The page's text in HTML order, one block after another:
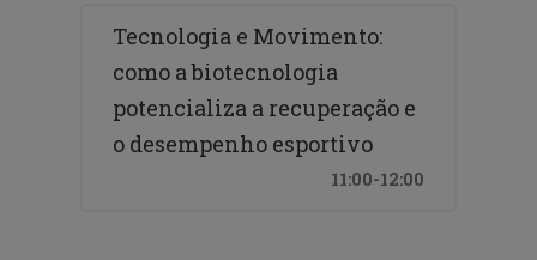
Tecnologia e Movimento:
como a biotecnologia
potencializa a recuperação e
o desempenho esportivo
11:00-12:00